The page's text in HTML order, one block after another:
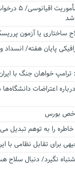
اقتدار ناوگروه
شد
ساختاری یا آزمون
پایان هفته/ انسداد
خواهان جنگ با
اعتراضات
خاطره را به توهم تبدیل
برای تقابل نظامی با
نگیرد/ دنبال سلاح